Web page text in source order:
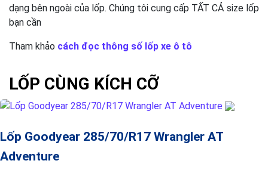
dạng bên ngoài của lốp. Chúng tôi cung cấp TẤT CẢ size lốp
bạn cần
Tham khảo cách đọc thông số lốp xe ô tô
LỐP CÙNG KÍCH CỠ
Lốp Goodyear 285/70/R17 Wrangler AT
Adventure